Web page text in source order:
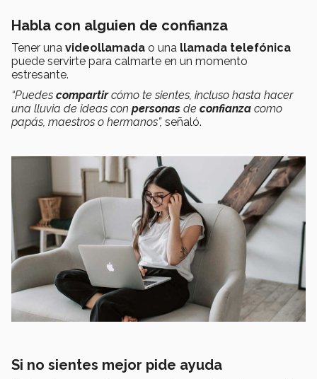
Habla con alguien de confianza
Tener una videollamada o una llamada telefónica
puede servirte para calmarte en un momento
estresante.
“Puedes compartircómo te sientes, incluso hasta hacer
una lluvia de ideas con personas de confianza como
papás, maestros o hermanos”, señaló.
Si no sientes mejor pide ayuda